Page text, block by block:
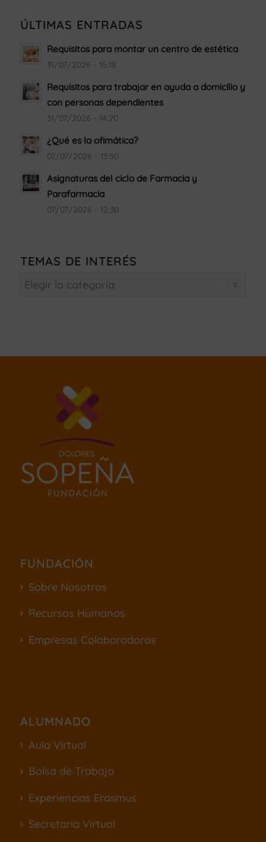
ÚLTIMAS ENTRADAS
Requisitos para montar un centro de estética
31/07/2026 - 15:18
Requisitos para trabajar en ayuda a domicilio y
con personas dependientes
31/07/2026 - 14:20
¿Qué es la ofimática?
07/07/2026 - 13:50
Asignaturas del ciclo de Farmacia y
Parafarmacia
07/07/2026 - 12:30
TEMAS DE INTERÉS
FUNDACIÓN
Sobre Nosotros
Recursos Humanos
Empresas Colaboradoras
ALUMNADO
Aula Virtual
Bolsa de Trabajo
Experiencias Erasmus
Secretaria Virtual